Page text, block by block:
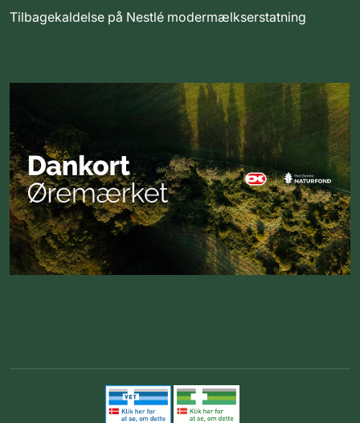
Tilbagekaldelse på Nestlé modermælkserstatning